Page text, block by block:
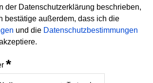
der Datenschutzerklärung beschrieben,
bestätige außerdem, dass ich die
und die Datenschutzbestimmungen
*